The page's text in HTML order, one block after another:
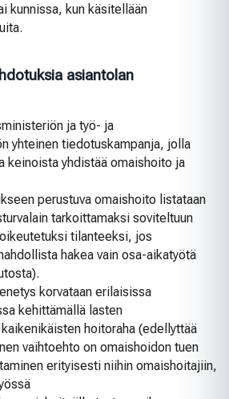
kunnissa, kun käsitellään
asiantolan
ja työ- ja
yhteinen tiedotuskampanja, jolla
keinoista yhdistää omaishoito ja
perustuva omaishoito listataan
tarkoittamaksi soviteltuun
tilanteeksi, jos
hakea vain osa-aikatyötä
korvataan erilaisissa
kehittämällä lasten
hoitoraha (edellyttää
vaihtoehto on omaishoidon tuen
erityisesti niihin omaishoitajiin,